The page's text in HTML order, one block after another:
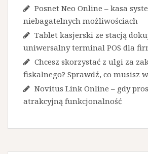
Posnet Neo Online – kasa
niebagatelnych możliwościach
Tablet kasjerski ze stacją
uniwersalny terminal POS dla
Chcesz skorzystać z ulgi za
fiskalnego? Sprawdź, co musisz
Novitus Link Online – gdy
atrakcyjną funkcjonalność